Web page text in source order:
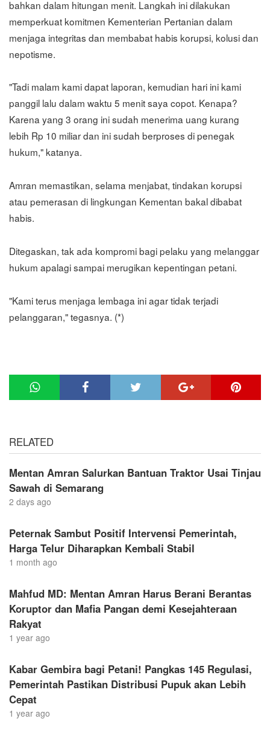
bahkan dalam hitungan menit. Langkah ini dilakukan
memperkuat komitmen Kementerian Pertanian dalam
menjaga integritas dan membabat habis korupsi, kolusi dan
nepotisme.
"Tadi malam kami dapat laporan, kemudian hari ini kami
panggil lalu dalam waktu 5 menit saya copot. Kenapa?
Karena yang 3 orang ini sudah menerima uang kurang
lebih Rp 10 miliar dan ini sudah berproses di penegak
hukum," katanya.
Amran memastikan, selama menjabat, tindakan korupsi
atau pemerasan di lingkungan Kementan bakal dibabat
habis.
Ditegaskan, tak ada kompromi bagi pelaku yang melanggar
hukum apalagi sampai merugikan kepentingan petani.
"Kami terus menjaga lembaga ini agar tidak terjadi
pelanggaran," tegasnya. (*)
RELATED
Mentan Amran Salurkan Bantuan Traktor Usai Tinjau
Sawah di Semarang
2 days ago
Peternak Sambut Positif Intervensi Pemerintah,
Harga Telur Diharapkan Kembali Stabil
1 month ago
Mahfud MD: Mentan Amran Harus Berani Berantas
Koruptor dan Mafia Pangan demi Kesejahteraan
Rakyat
1 year ago
Kabar Gembira bagi Petani! Pangkas 145 Regulasi,
Pemerintah Pastikan Distribusi Pupuk akan Lebih
Cepat
1 year ago